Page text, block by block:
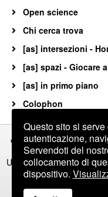
Open science
Chi cerca trova
[as] intersezioni -
[as] spazi - Giocare
[as] in primo piano
Colophon
©asimmetrie
Fermi 40 /
Ufficio Comunicazione
Registrazione del
Questo sito si
autenticazione,
Servendoti del
collocamento di
dispositivo.